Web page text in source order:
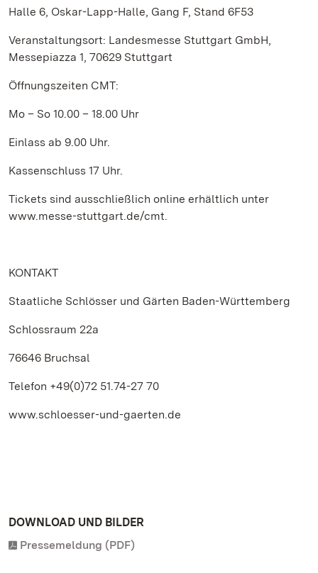
Halle 6, Oskar-Lapp-Halle, Gang F, Stand 6F53
Veranstaltungsort: Landesmesse Stuttgart GmbH,
Messepiazza 1, 70629 Stuttgart
Öffnungszeiten CMT:
Mo – So 10.00 – 18.00 Uhr
Einlass ab 9.00 Uhr.
Kassenschluss 17 Uhr.
Tickets sind ausschließlich online erhältlich unter
www.messe-stuttgart.de/cmt.
KONTAKT
Staatliche Schlösser und Gärten Baden-Württemberg
Schlossraum 22a
76646 Bruchsal
Telefon +49(0)72 51.74-27 70
www.schloesser-und-gaerten.de
DOWNLOAD UND BILDER
Pressemeldung (PDF)